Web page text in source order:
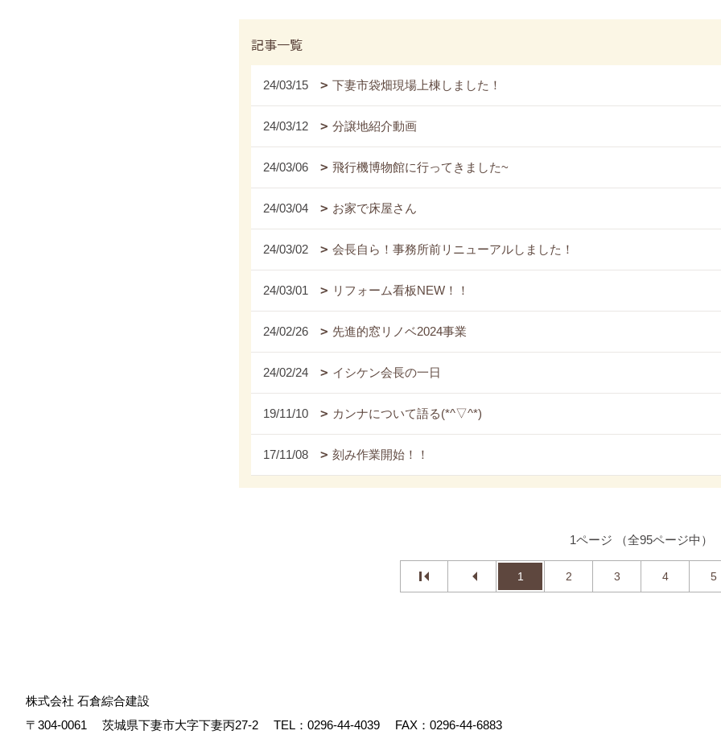
記事一覧
24/03/15 下妻市袋畑現場上棟しました！
24/03/12 分譲地紹介動画
24/03/06 飛行機博物館に行ってきました~
24/03/04 お家で床屋さん
24/03/02 会長自ら！事務所前リニューアルしました！
24/03/01 リフォーム看板NEW！！
24/02/26 先進的窓リノベ2024事業
24/02/24 イシケン会長の一日
19/11/10 カンナについて語る(*^▽^*)
17/11/08 刻み作業開始！！
1ページ （全95ページ中）
1 2 3 4 5
株式会社 石倉綜合建設
〒304-0061
茨城県下妻市大字下妻丙27-2 TEL： 0296-44-4039
FAX：0296-44-6883